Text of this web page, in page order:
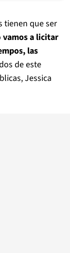
tienen que ser
vamos a licitar
las
de este
Jessica